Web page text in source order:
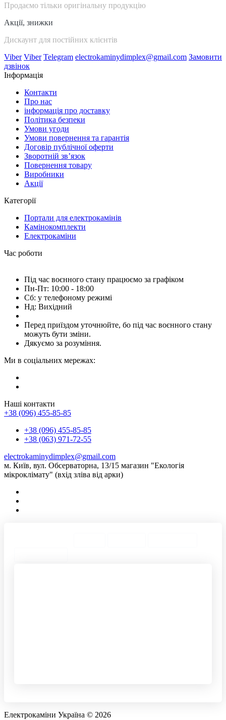
Продаємо тільки оригінальну продукцію
Акції, знижки
Дискаунт для постійних клієнтів
Viber Viber Telegram electrokaminydimplex@gmail.com Замовити
дзвінок
Інформація
Контакти
Про нас
інформація про доставку
Політика безпеки
Умови угоди
Умови повернення та гарантія
Договір публічної оферти
Зворотній зв’язок
Повернення товару
Виробники
Акції
Категорії
Портали для електрокамінів
Камінокомплекти
Електрокаміни
Час роботи
Під час воєнного стану працюємо за графіком
Пн-Пт: 10:00 - 18:00
Сб: у телефоному режимі
Нд: Вихідний
Перед приїздом уточнюйте, бо під час воєнного стану
можуть бути зміни.
Дякуємо за розуміння.
Ми в соціальних мережах:
Наші контакти
+38 (096) 455-85-85
+38 (096) 455-85-85
+38 (063) 971-72-55
electrokaminydimplex@gmail.com
м. Київ, вул. Обсерваторна, 13/15 магазин "Екологія
мікроклімату" (вхід зліва від арки)
Електрокаміни Україна © 2026